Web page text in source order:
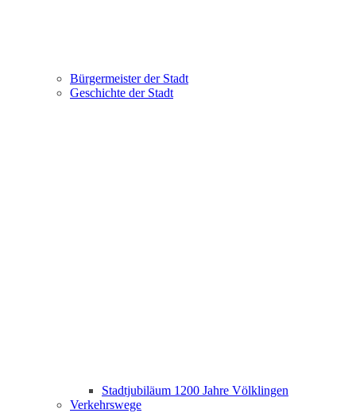
Bürgermeister der Stadt
Geschichte der Stadt
Stadtjubiläum 1200 Jahre Völklingen
Verkehrswege